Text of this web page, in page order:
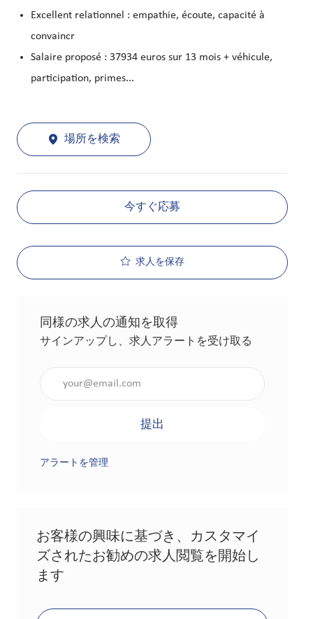
Excellent relationnel : empathie, écoute, capacité à
convaincr
Salaire proposé : 37934 euros sur 13 mois + véhicule,
participation, primes...
場所を検索
今すぐ応募
求人を保存
同様の求人の通知を取得
サインアップし、求人アラートを受け取る
提出
アラートを管理
お客様の興味に基づき、カスタマイ
ズされたお勧めの求人閲覧を開始し
ます